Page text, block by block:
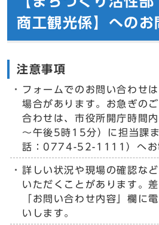
商工観光係】へのお
注意事項
フォームでのお問い合わせ
場合があります。お急ぎの
合わせは、市役所開庁時間
～午後5時15分）に担当課
話：0774-52-1111）へお
詳しい状況や現場の確認な
いただくことがあります。
「お問い合わせ内容」欄に
いします。